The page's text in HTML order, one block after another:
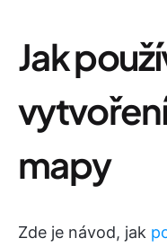
Jak
mapy
Zde je návod, jak